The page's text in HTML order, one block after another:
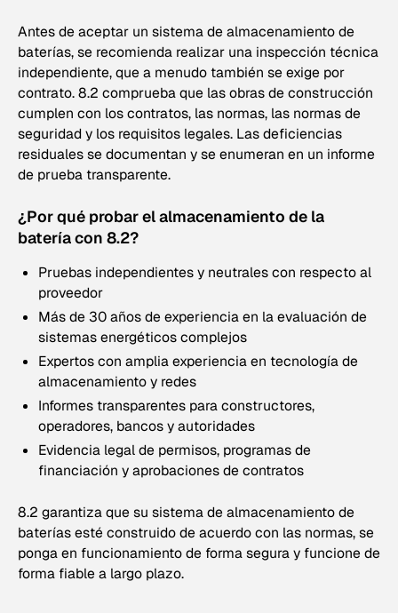
Antes de aceptar un sistema de almacenamiento de
baterías, se recomienda realizar una inspección técnica
independiente, que a menudo también se exige por
contrato. 8.2 comprueba que las obras de construcción
cumplen con los contratos, las normas, las normas de
seguridad y los requisitos legales. Las deficiencias
residuales se documentan y se enumeran en un informe
de prueba transparente.
¿Por qué probar el almacenamiento de la
batería con 8.2?
Pruebas independientes y neutrales con respecto al
proveedor
Más de 30 años de experiencia en la evaluación de
sistemas energéticos complejos
Expertos con amplia experiencia en tecnología de
almacenamiento y redes
Informes transparentes para constructores,
operadores, bancos y autoridades
Evidencia legal de permisos, programas de
financiación y aprobaciones de contratos
8.2 garantiza que su sistema de almacenamiento de
baterías esté construido de acuerdo con las normas, se
ponga en funcionamiento de forma segura y funcione de
forma fiable a largo plazo.